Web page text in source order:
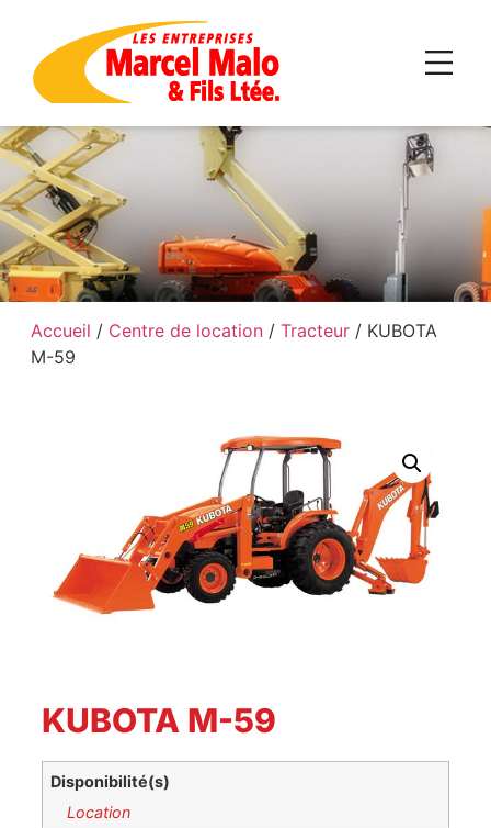
Accueil / Centre de location/ Tracteur/ KUBOTA
M-59
KUBOTA M-59
Disponibilité(s)
Location